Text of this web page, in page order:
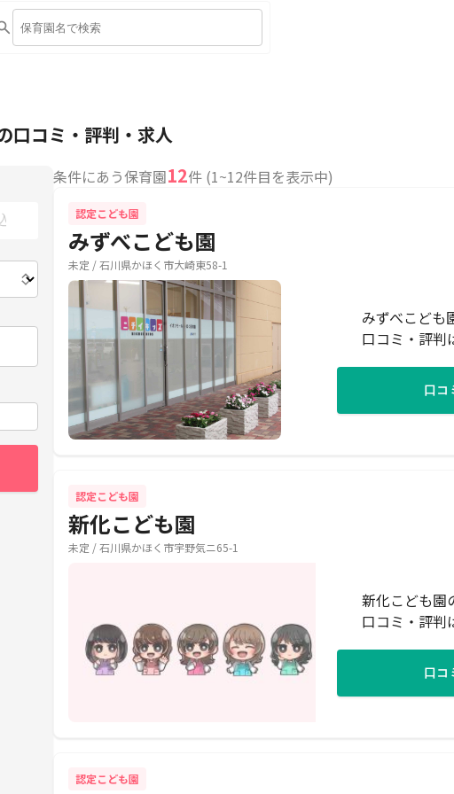
口コミ・評判・求人
条件にあう保育園12件 (1~12件目を表示中)
認定こども園
みずべこども園
未定 / 石川県かほく市大崎東58-1
みずべこども
口コミ・評判
口コ
認定こども園
新化こども園
未定 / 石川県かほく市宇野気ニ65-1
新化こども園
口コミ・評判
口コ
認定こども園